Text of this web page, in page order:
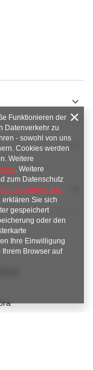
Funktionieren der
Datenverkehr zu
- sowohl von uns
Cookies werden
Weitere
. Weitere
zum Datenschutz
von
erklären Sie sich
gespeichert
oder den
Ihre Einwilligung
Browser auf